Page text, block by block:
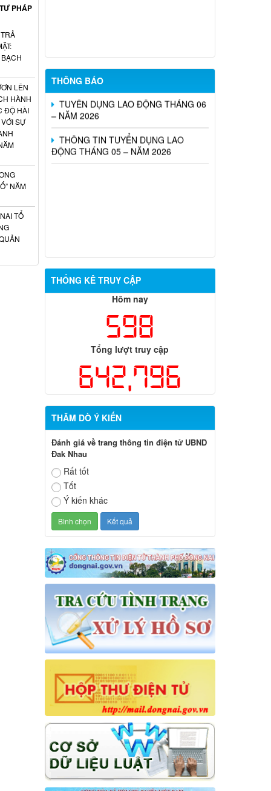
THÔNG BÁO
– NĂM 2026
THÔNG TIN TUYỂN DỤNG LAO
ĐỘNG THÁNG 05 – NĂM 2026
THỐNG KÊ TRUY CẬP
Hôm nay
598
Tổng lượt truy cập
642,796
THĂM DÒ Ý KIẾN
Đánh giá về trang thông tin điện tử UBND
Đak Nhau
Rất tốt
Tốt
Ý kiến khác
PHÁP
LÊN
HÀNH
ĐỘ HÀI
SỰ
NĂM
TỔ